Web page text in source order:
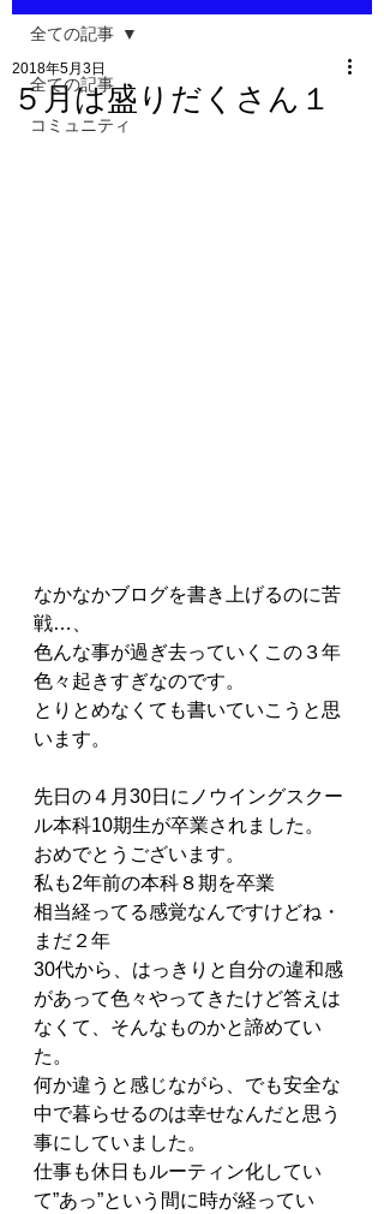
全ての記事
コミュニティ
全ての記事
５月は盛りだくさん１
2018年5月3日
なかなかブログを書き上げるのに苦
戦…、
色んな事が過ぎ去っていくこの３年
色々起きすぎなのです。
とりとめなくても書いていこうと思
います。
先日の４月30日にノウイングスクー
ル本科10期生が卒業されました。
おめでとうございます。
私も2年前の本科８期を卒業
相当経ってる感覚なんですけどね・
まだ２年
30代から、はっきりと自分の違和感
があって色々やってきたけど答えは
なくて、そんなものかと諦めてい
た。
何か違うと感じながら、でも安全な
中で暮らせるのは幸せなんだと思う
事にしていました。
仕事も休日もルーティン化してい
て”あっ”という間に時が経ってい